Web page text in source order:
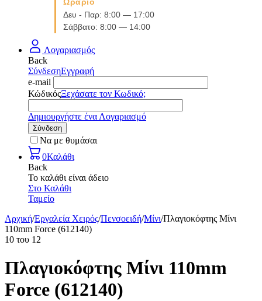
Δευ - Παρ: 8:00 — 17:00
Σάββατο: 8:00 — 14:00
Λογαριασμός
Back
ΣύνδεσηΕγγραφή
e-mail
ΚώδικόςΞεχάσατε τον Κωδικό;
Δημιουργήστε ένα Λογαριασμό
Σύνδεση
Να με θυμάσαι
0Καλάθι
Back
Το καλάθι είναι άδειο
Στο Καλάθι
Ταμείο
Αρχική/Εργαλεία Χειρός/Πενσοειδή/Μίνι/Πλαγιοκόφτης Μίνι
110mm Force (612140)
10 του 12
Πλαγιοκόφτης Μίνι 110mm
Force (612140)